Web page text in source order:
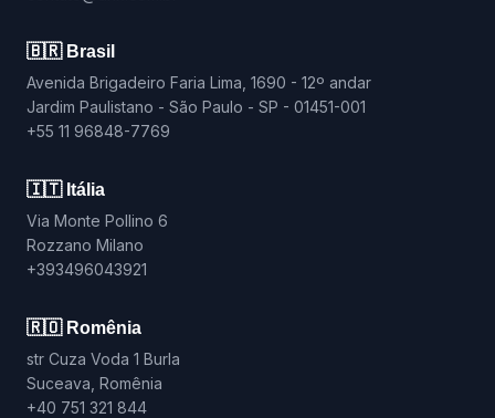
🇧🇷 Brasil
Avenida Brigadeiro Faria Lima, 1690 - 12º andar
Jardim Paulistano - São Paulo - SP - 01451-001
+55 11 96848-7769
🇮🇹 Itália
Via Monte Pollino 6
Rozzano Milano
+393496043921
🇷🇴 Romênia
str Cuza Voda 1 Burla
Suceava, Romênia
+40 751 321 844